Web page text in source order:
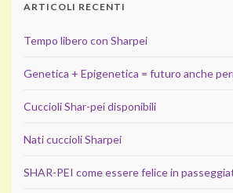
ARTICOLI RECENTI
Tempo libero con Sharpei
Genetica + Epigenetica = futuro anche
Cuccioli Shar-pei disponibili
Nati cuccioli Sharpei
SHAR-PEI come essere felice in